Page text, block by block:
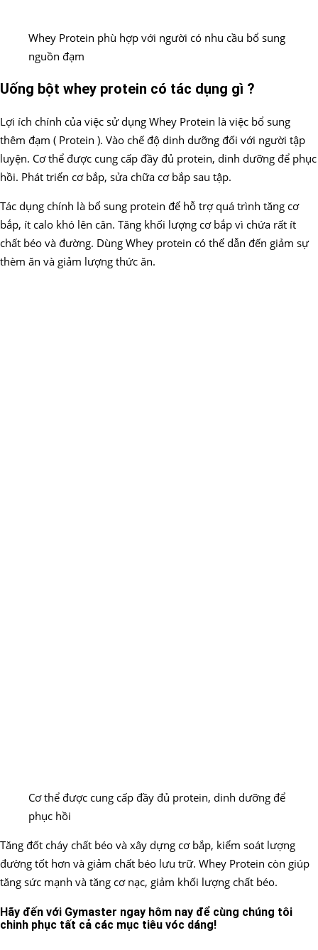
Whey Protein phù hợp với người có nhu cầu bổ sung
nguồn đạm
Uống bột whey protein có tác dụng gì ?
Lợi ích chính của việc sử dụng Whey Protein là việc bổ sung
thêm đạm ( Protein ). Vào chế độ dinh dưỡng đối với người tập
luyện. Cơ thể được cung cấp đầy đủ protein, dinh dưỡng để phục
hồi. Phát triển cơ bắp, sửa chữa cơ bắp sau tập.
Tác dụng chính là bổ sung protein để hỗ trợ quá trình tăng cơ
bắp, ít calo khó lên cân. Tăng khối lượng cơ bắp vì chứa rất ít
chất béo và đường. Dùng Whey protein có thể dẫn đến giảm sự
thèm ăn và giảm lượng thức ăn.
Cơ thể được cung cấp đầy đủ protein, dinh dưỡng để
phục hồi
Tăng đốt cháy chất béo và xây dựng cơ bắp, kiểm soát lượng
đường tốt hơn và giảm chất béo lưu trữ. Whey Protein còn giúp
tăng sức mạnh và tăng cơ nạc, giảm khối lượng chất béo.
Hãy đến với Gymaster ngay hôm nay để cùng chúng tôi
chinh phục tất cả các mục tiêu vóc dáng!